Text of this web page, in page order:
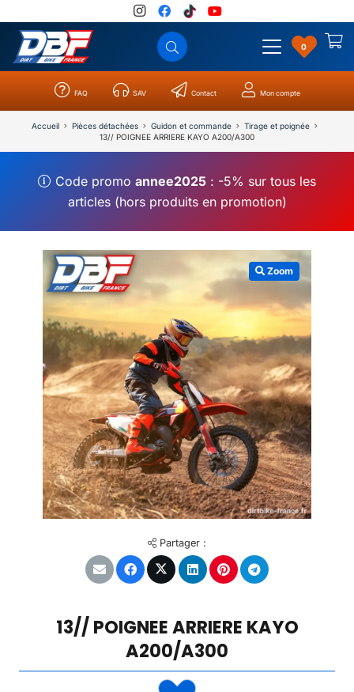
0
FAQ SAV Contact Mon compte
Accueil Pièces détachées Guidon et commande
Tirage et poignée
13// POIGNEE ARRIERE KAYO A200/A300
Code promoannee2025 : -5% sur tous les
articles (hors produits en promotion)
Zoom
Partager :
13// POIGNEE ARRIERE KAYO
A200/A300
Catégories Résultats